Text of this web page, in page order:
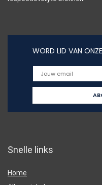
WORD LID VAN
Snelle links
Home